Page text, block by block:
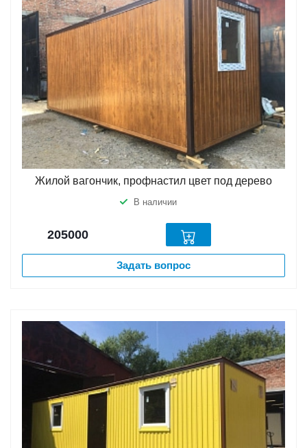
Жилой вагончик, профнастил цвет под дерево
В наличии
205000
Задать вопрос